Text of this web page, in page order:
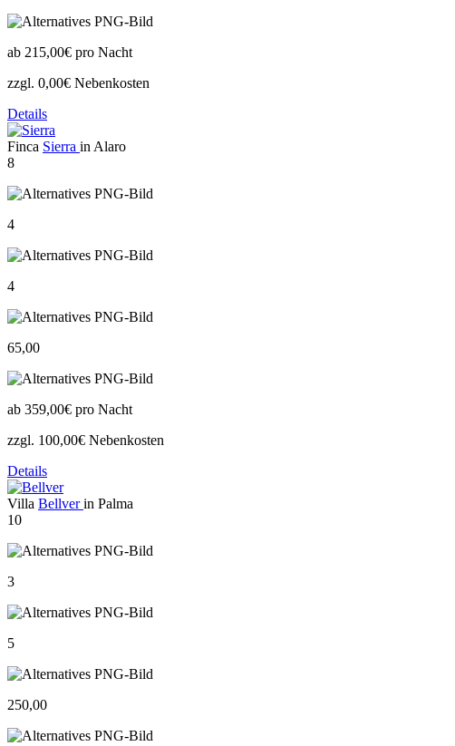
ab 215,00€ pro Nacht
zzgl. 0,00€ Nebenkosten
Details
Finca Sierra in Alaro
8
4
4
65,00
ab 359,00€ pro Nacht
zzgl. 100,00€ Nebenkosten
Details
Villa Bellverin Palma
10
3
5
250,00